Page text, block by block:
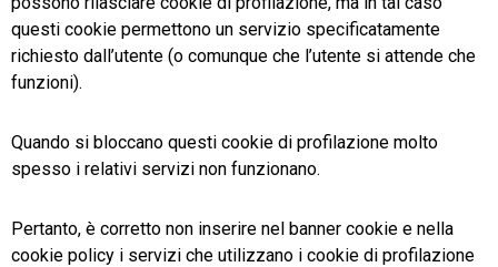
questi cookie permettono un servizio specificatamente
richiesto dall’utente (o comunque che l’utente si attende che
funzioni).
Quando si bloccano questi cookie di profilazione molto
spesso i relativi servizi non funzionano.
Pertanto, è corretto non inserire nel banner cookie e nella
cookie policy i servizi che utilizzano i cookie di profilazione